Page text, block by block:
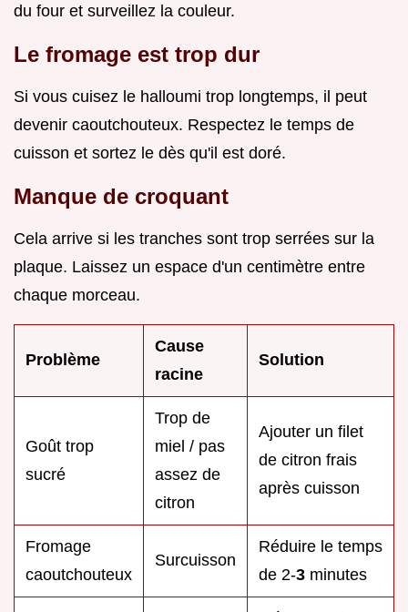
du four et surveillez la couleur.
Le fromage est trop dur
Si vous cuisez le halloumi trop longtemps, il peut
devenir caoutchouteux. Respectez le temps de
cuisson et sortez le dès qu'il est doré.
Manque de croquant
Cela arrive si les tranches sont trop serrées sur la
plaque. Laissez un espace d'un centimètre entre
chaque morceau.
Problème
Cause
racine
Solution
Goût trop
sucré
Trop de
miel / pas
assez de
citron
Ajouter un filet
de citron frais
après cuisson
Fromage
caoutchouteux
Surcuisson
Réduire le temps
de 2-3 minutes